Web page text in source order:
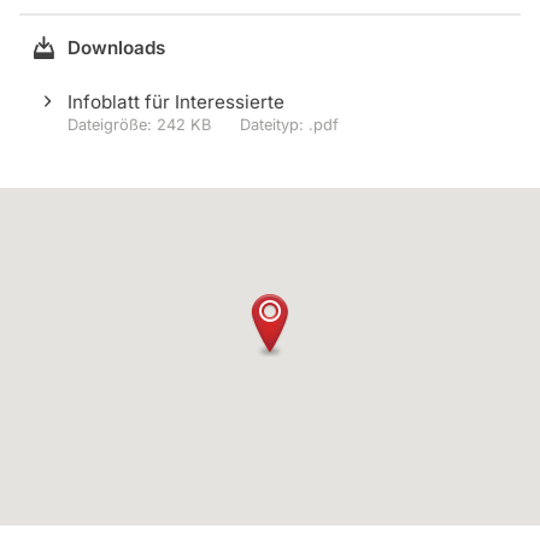
Downloads
Infoblatt für Interessierte
242 KB .pdf